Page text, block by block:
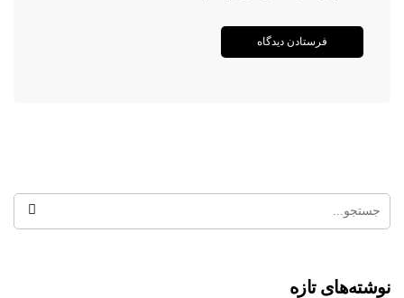
نوشته‌های تازه